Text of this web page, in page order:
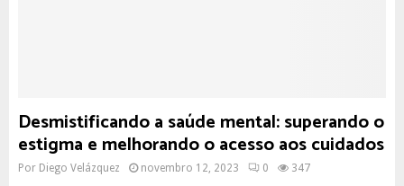
Desmistificando a saúde mental: superando o
estigma e melhorando o acesso aos cuidados
Por Diego Velázquez novembro 12, 2023 0 347